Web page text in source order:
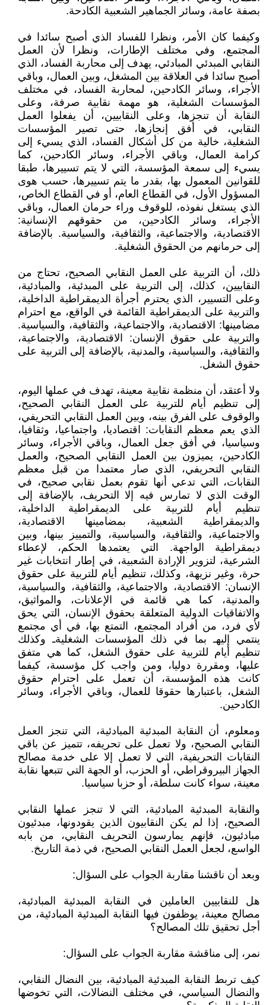
بصفة عامة، وسائر الجماهير الشعبية الكادحة.
وكيفما كان الأمر، ونظرا للفساد الذي أصبح سائدا في
المجتمع، وفي مختلف الإطارات، ونظرا لأن العمل
النقابي المبدئي المبادئي، يهدف إلى محاربة الفساد، الذي
أصبح سائدا في العلاقة بين المشغل، وبين العمال، وباقي
الأجراء، وسائر الكادحين، لمحاربة الفساد، في مختلف
المؤسسات الشغلية، هو مهمة نقابية صرفة، وعلى
النقابة أن تنجزها، وعلى النقابيين، أن يفعلوا العمل
النقابي، في أفق إنجازها، حتى تصير المؤسسات
الشغلية، خالية من كل أشكال الفساد، الذي يسيء إلى
كرامة العمال، وباقي الأجراء، وسائر الكادحين، كما
يسيء إلى سمعة المؤسسة، التي لا يتم تسييرها، طبقا
للقوانين المعمول بها، بقدر ما يتم تسييرها، حسب هوى
المسؤول الأول، في القطاع العام، أو في القطاع الخاص،
الذي يستغل نفوذه، للوقوف وراء حرمان العمال، وباقي
الأجراء، وسائر الكادحين، من حقوقهم الإنسانية:
الاقتصادية، والاجتماعية، والثقافية، والسياسية. بالإضافة
إلى حرمانهم من الحقوق الشغلية.
ذلك، أن التربية على العمل النقابي الصحيح، تحتاج من
النقابيين، كذلك، إلى التربية على المبدئية، والمبادئية،
وعلى التسيير، الذي يحترم أجرأة الديمقراطية الداخلية،
والتربية على الديمقراطية القائمة في الواقع، مع احترام
مضامينها: الاقتصادية، والاجتماعية، والثقافية، والسياسية.
والتربية على حقوق الإنسان: الاقتصادية، والاجتماعية،
والثقافية، والسياسية، والمدنية، بالإضافة إلى التربية على
حقوق الشغل.
ولا أعتقد، أن منظمة نقابية معينة، تهدف في عملها اليوم،
إلى تنظيم أيام للتربية على العمل النقابي الصحيح،
والوقوف على الفرق بينه، وبين العمل النقابي التحريفي،
الذي يعم معظم النقابات: اقتصاديا، واجتماعيا، وثقافيا،
وسياسيا، في أفق جعل العمال، وباقي الأجراء، وسائر
الكادحين، يميزون بين العمل النقابي الصحيح، والعمل
النقابي التحريفي، الذي صار معتمدا من قبل معظم
النقابات، التي تدعي أنها تقوم بعمل نقابي صحيح، في
الوقت الذي لا تمارس فيه إلا التحريف، بالإضافة إلى
تنظيم أيام للتربية على الديمقراطية الداخلية،
والديمقراطية الشعبية، بمضامينها الاقتصادية،
والاجتماعية، والثقافية، والسياسية، والتمييز بينها، وبين
ديمقراطية الواجهة. التي يعتمدها الحكم، لإعطاء
الشرعية، لتزوير الإرادة الشعبية، في إطار انتخابات غير
حرة، وغير نزيهة، وكذلك، تنظيم أيام للتربية على حقوق
الإنسان: الاقتصادية، والاجتماعية، والثقافية، والسياسية،
والمدنية، كما هي قائمة في الإعلانات، والمواثيق،
والاتفاقيات الدولية المتعلقة بحقوق الإنسان، التي يحق
لأي فرد، من أفراد المجتمع، التمتع بها، في أي مجتمع
ينتمي إليهـ بما في ذلك المؤسسات الشغليةـ وكذلك
تنظيم أيام للتربية على حقوق الشغل، كما هي متفق
عليها، ومقررة دوليا، ومن واجب كل مؤسسة، كيفما
كانت هذه المؤسسة، أن تعمل على احترام حقوق
الشغل، باعتبارها حقوقا للعمال، وباقي الأجراء، وسائر
الكادحين.
ومعلوم، أن النقابة المبدئية المبادئية، التي تنجز العمل
النقابي الصحيح، ولا تعمل على تحريفه، تتميز عن باقي
النقابات التحريفية، التي لا تعمل إلا على خدمة مصالح
الجهاز البيروقراطي، أو الحزب، أو الجهة التي تتبعها نقابة
معينة، سواء كانت سلطة، أو حزبا سياسيا.
والنقابة المبدئية المبادئية، التي لا تنجز عملها النقابي
الصحيح، إذا لم يكن النقابيون الذين يقودونها، مبدئيون
مبادئيون، فإنهم يمارسون التحريف النقابي، من بابه
الواسع، لجعل العمل النقابي الصحيح، في ذمة التاريخ.
وبعد أن ناقشنا مقاربة الجواب على السؤال:
هل للنقابيين العاملين في النقابة المبدئية المبادئية،
مصالح معينة، يوظفون فيها النقابة المبدئية المبادئية، من
أجل تحقيق تلك المصالح؟
نمر، إلى مناقشة مقاربة الجواب على السؤال:
كيف تربط النقابة المبدئية المبادئية، بين النضال النقابي،
والنضال السياسي، في مختلف النضالات، التي تخوضها